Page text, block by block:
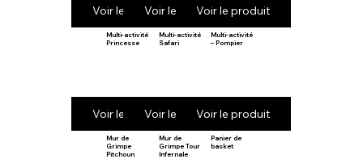
Voir le produitVoir le produitVoir le produit
Multi-activité
Princesse
Voir le produit
Multi-activité
Safari
Voir le produit
Multi-activité
– Pompier
Voir le produit
Mur de
Grimpe
Pitchoun
Mur de
Grimpe Tour
Infernale
Panier de
basket